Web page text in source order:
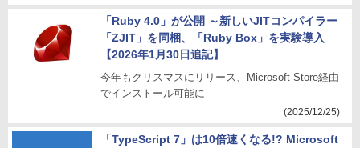
「Ruby 4.0」が公開 ～新しいJITコンパイラー
「ZJIT」を同梱、「Ruby Box」を実験導入
【2026年1月30日追記】
今年もクリスマスにリリース、Microsoft Store経由
でインストール可能に
(2025/12/25)
「TypeScript 7」は10倍速くなる!? Microsoft